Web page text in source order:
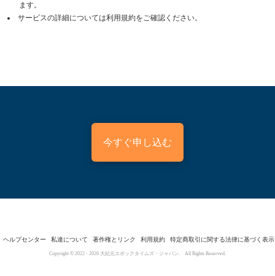
ます。
サービスの詳細については利用規約をご確認ください。
今すぐ申し込む
ヘルプセンター 私達について 著作権とリンク 利用規約 特定商取引に関する法律に基づく表示
Copyright © 2022 - 2026 大紀元エポックタイムズ・ジャパン. All Rights Reserved.